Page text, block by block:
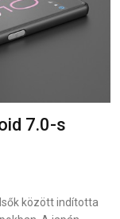
7.0-s
között indította